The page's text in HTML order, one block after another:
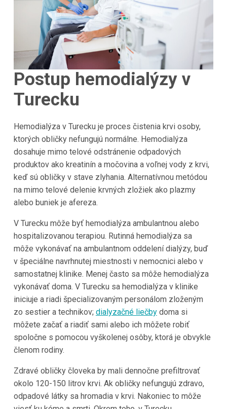
Postup hemodialýzy v
Turecku
Hemodialýza v Turecku je proces čistenia krvi osoby,
ktorých obličky nefungujú normálne. Hemodialýza
dosahuje mimo telové odstránenie odpadových
produktov ako kreatinín a močovina a voľnej vody z krvi,
keď sú obličky v stave zlyhania. Alternatívnou metódou
na mimo telové delenie krvných zložiek ako plazmy
alebo buniek je afereza.
V Turecku môže byť hemodialýza ambulantnou alebo
hospitalizovanou terapiou. Rutinná hemodialýza sa
môže vykonávať na ambulantnom oddelení dialýzy, buď
v špeciálne navrhnutej miestnosti v nemocnici alebo v
samostatnej klinike. Menej často sa môže hemodialýza
vykonávať doma. V Turecku sa hemodialýza v klinike
iniciuje a riadi špecializovaným personálom zloženým
zo sestier a technikov; dialyzačné liečbydoma si
môžete začať a riadiť sami alebo ich môžete robiť
spoločne s pomocou vyškolenej osôby, ktorá je obvykle
členom rodiny.
Zdravé obličky človeka by mali dennočne prefiltrovať
okolo 120-150 litrov krvi. Ak obličky nefungujú zdravo,
odpadové látky sa hromadia v krvi. Nakoniec to môže